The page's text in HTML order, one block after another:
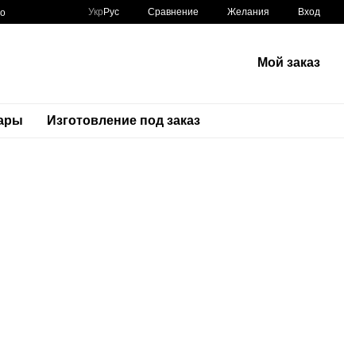
Укр Рус Сравнение Желания Вход
Мой заказ
Изготовление под заказ